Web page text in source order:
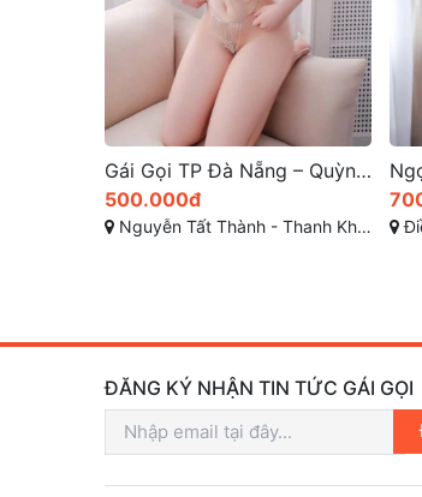
Ngọc Huyền 27 tuổi vào nghề gái gọi tại thừa thiên huế hàng hot 2025
700.000đ
Điềm Phùng Thị, Vỹ Dạ, TP Huế, Thừa Thiên Huế
ĐĂNG KÝ NHẬN TIN TỨC GÁI GỌI